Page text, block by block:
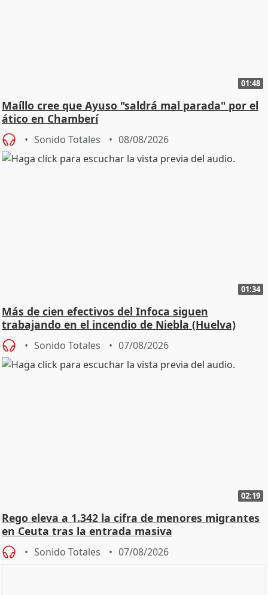
01:48
Maíllo cree que Ayuso "saldrá mal parada" por el
ático en Chamberí
Sonido Totales 08/08/2026
01:34
Más de cien efectivos del Infoca siguen
trabajando en el incendio de Niebla (Huelva)
Sonido Totales 07/08/2026
02:19
Rego eleva a 1.342 la cifra de menores migrantes
en Ceuta tras la entrada masiva
Sonido Totales 07/08/2026